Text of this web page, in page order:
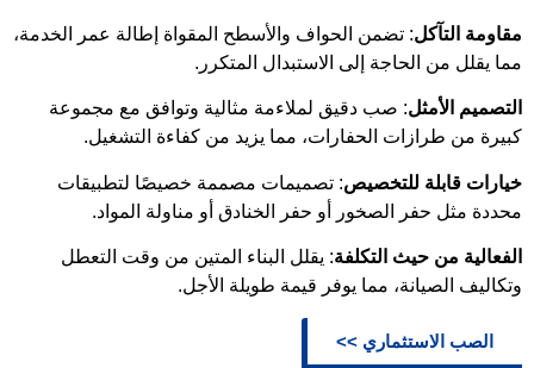
مقاومة التآكل: تضمن الحواف والأسطح المقواة إطالة عمر الخدمة،
مما يقلل من الحاجة إلى الاستبدال المتكرر.
التصميم الأمثل: صب دقيق لملاءمة مثالية وتوافق مع مجموعة
كبيرة من طرازات الحفارات، مما يزيد من كفاءة التشغيل.
خيارات قابلة للتخصيص: تصميمات مصممة خصيصًا لتطبيقات
محددة مثل حفر الصخور أو حفر الخنادق أو مناولة المواد.
الفعالية من حيث التكلفة: يقلل البناء المتين من وقت التعطل
وتكاليف الصيانة، مما يوفر قيمة طويلة الأجل.
الصب الاستثماري >>